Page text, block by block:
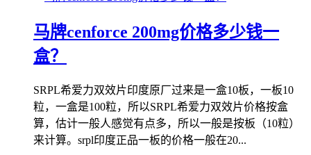
马牌cenforce 200mg价格多少钱一
盒？
SRPL希爱力双效片印度原厂过来是一盒10板，一板10
粒，一盒是100粒，所以SRPL希爱力双效片价格按盒
算，估计一般人感觉有点多，所以一般是按板（10粒）
来计算。srpl印度正品一板的价格一般在20...